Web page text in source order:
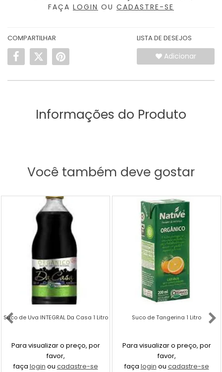
FAÇA LOGIN OU CADASTRE-SE
COMPARTILHAR LISTA DE DESEJOS
Adicionar
Informações do Produto
Você também deve gostar
Suco de Uva INTEGRAL Da Casa 1 Litro
Para visualizar o preço, por
favor,
faça login ou cadastre-se
Suco de Tangerina 1 Litro
Para visualizar o preço, por
favor,
faça login ou cadastre-se